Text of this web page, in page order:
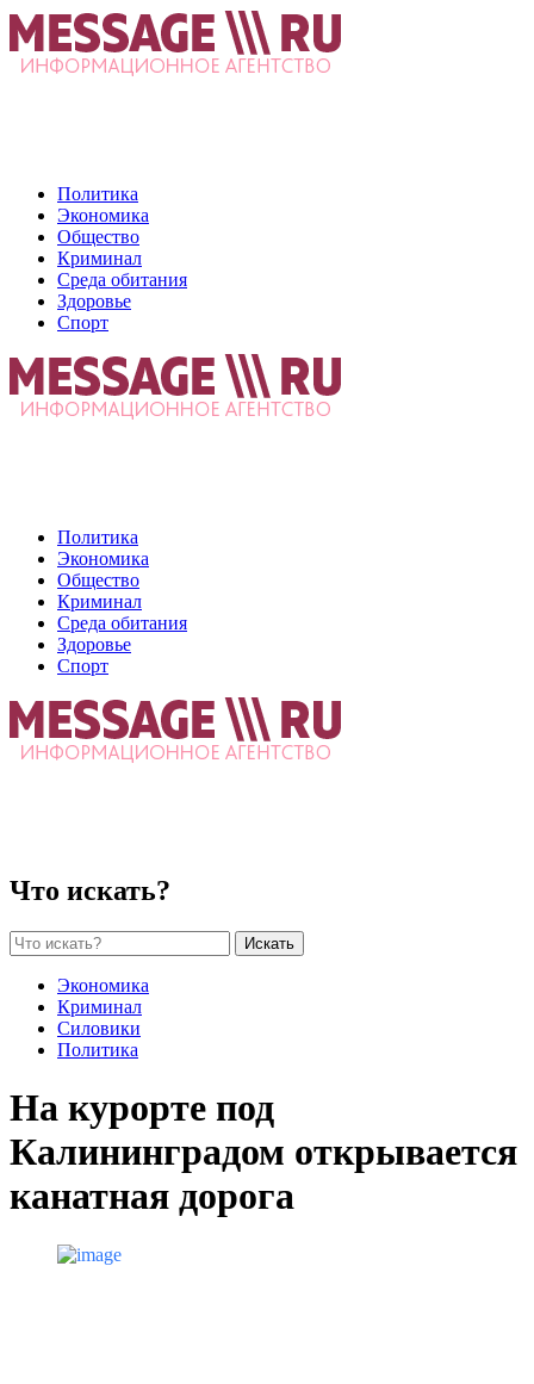
Политика
Экономика
Общество
Криминал
Среда обитания
Здоровье
Спорт
Политика
Экономика
Общество
Криминал
Среда обитания
Здоровье
Спорт
Что искать?
Искать
Экономика
Криминал
Силовики
Политика
На курорте под
Калининградом открывается
канатная дорога